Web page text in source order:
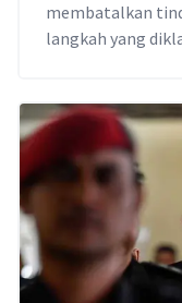
membatalkan
langkah yang